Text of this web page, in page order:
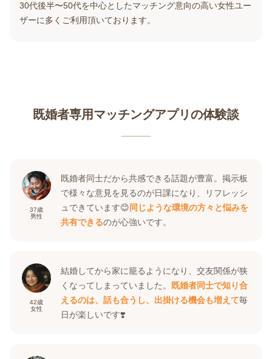
30代後半〜50代を中心としたマッチング意向の高い女性ユー
ザーに多くご利用頂いております。
既婚者専用マッチングアプリの体験談
37歳
男性
既婚者同士だから共感できる話題が豊富。掲示板
で様々な意見を見るのが日課になり、リフレッシ
ュできています😊同じような環境の方々と悩みを
共有できるのが心強いです。
42歳
女性
結婚してから家に籠るようになり、交友関係が狭
くなってしまっていました。
既婚者同士で知り合
えるのは、話も合うし、出掛ける機会も増えて毎
日が楽しいです❣️